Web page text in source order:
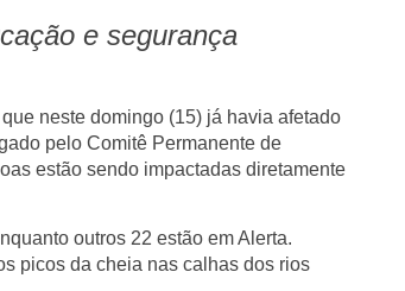
e segurança
neste domingo (15) já havia afetado
pelo Comitê Permanente de
estão sendo impactadas diretamente
outros 22 estão em Alerta.
picos da cheia nas calhas dos rios